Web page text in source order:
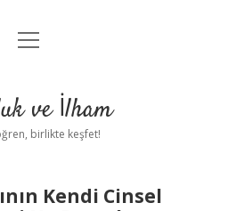
Anasayfa
Uyarı
menüyü
ve İlham
birlikte keşfet!
Kendi Cinsel